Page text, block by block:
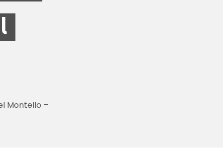
Montello –